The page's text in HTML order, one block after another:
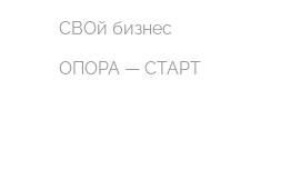
СВОй бизнес
ОПОРА — СТАРТ